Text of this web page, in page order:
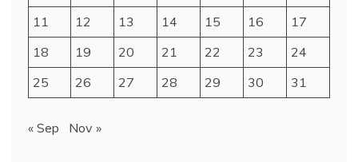
11
12 13 14 15 16
17
18
19 20 21 22 23
24
25
26 27 28 29 30 31
« Sep Nov »